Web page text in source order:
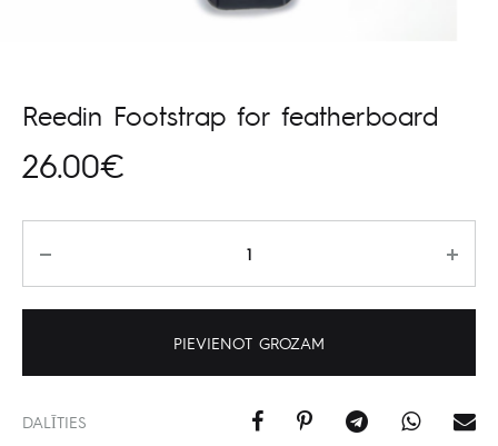
Reedin Footstrap for featherboard
26.00€
PIEVIENOT GROZAM
DALĪTIES